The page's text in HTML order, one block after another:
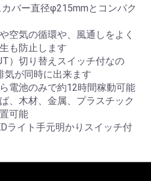
バー直径φ215mmとコンパク
空気の循環や、風通しをよく
も防止します
）切り替えスイッチ付なの
気が同時に出来ます
電池のみで約12時間稼動可能
、木材、金属、プラスチック
可能
ライト手元明かりスイッチ付